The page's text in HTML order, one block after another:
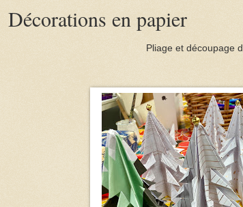
Décorations en papier
Pliage et découpage